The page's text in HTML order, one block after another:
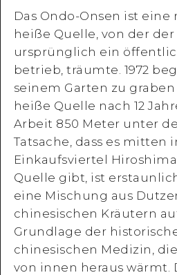
Detaillierte
Das Ondo-Onsen ist
heiße Quelle, von der
ursprünglich ein
betrieb, träumte. 1972
seinem Garten zu
heiße Quelle nach 12
Arbeit 850 Meter unter
Tatsache, dass es mitten
Einkaufsviertel
Quelle gibt, ist
eine Mischung aus
chinesischen Kräutern
Grundlage der
chinesischen Medizin,
von innen heraus wärmt.